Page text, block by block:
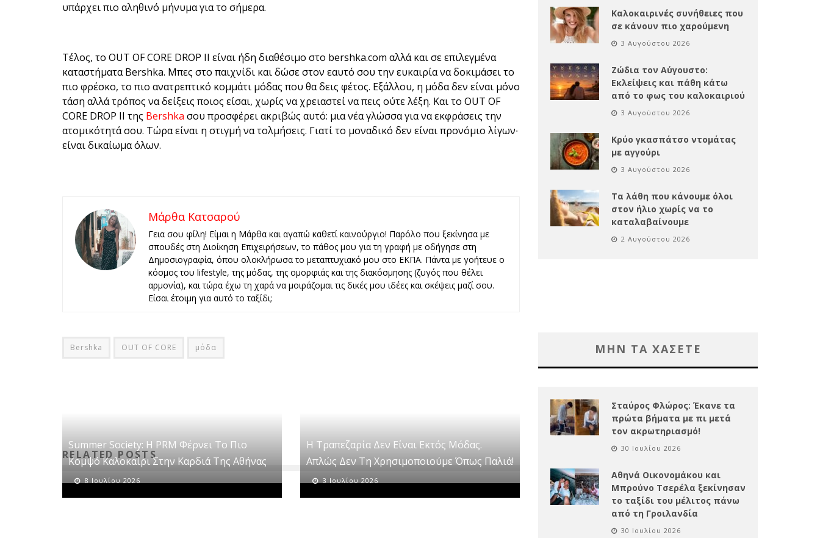
υπάρχει πιο αληθινό μήνυμα για το σήμερα.
Τέλος, το OUT OF CORE DROP II είναι ήδη διαθέσιμο στο bershka.com αλλά και σε επιλεγμένα
καταστήματα Bershka. Μπες στο παιχνίδι και δώσε στον εαυτό σου την ευκαιρία να δοκιμάσει το
πιο φρέσκο, το πιο ανατρεπτικό κομμάτι μόδας που θα δεις φέτος. Εξάλλου, η μόδα δεν είναι μόνο
τάση αλλά τρόπος να δείξεις ποιος είσαι, χωρίς να χρειαστεί να πεις ούτε λέξη. Και το OUT OF
CORE DROP II της Bershka σου προσφέρει ακριβώς αυτό: μια νέα γλώσσα για να εκφράσεις την
ατομικότητά σου. Τώρα είναι η στιγμή να τολμήσεις. Γιατί το μοναδικό δεν είναι προνόμιο λίγων∙
είναι δικαίωμα όλων.
Μάρθα Κατσαρού
Γεια σου φίλη! Είμαι η Μάρθα και αγαπώ καθετί καινούργιο! Παρόλο που ξεκίνησα με
σπουδές στη Διοίκηση Επιχειρήσεων, το πάθος μου για τη γραφή με οδήγησε στη
Δημοσιογραφία, όπου ολοκλήρωσα το μεταπτυχιακό μου στο ΕΚΠΑ. Πάντα με γοήτευε ο
κόσμος του lifestyle, της μόδας, της ομορφιάς και της διακόσμησης (ζυγός που θέλει
αρμονία), και τώρα έχω τη χαρά να μοιράζομαι τις δικές μου ιδέες και σκέψεις μαζί σου.
Είσαι έτοιμη για αυτό το ταξίδι;
Bershka OUT OF CORE μόδα
RELATED POSTS
Summer Society: Η PRM Φέρνει Το Πιο
Κομψό Καλοκαίρι Στην Καρδιά Της Αθήνας
8 Ιουλίου 2026
Η Τραπεζαρία Δεν Είναι Εκτός Μόδας.
Απλώς Δεν Τη Χρησιμοποιούμε Όπως Παλιά!
3 Ιουλίου 2026
Καλοκαιρινές συνήθειες που
σε κάνουν πιο χαρούμενη
3 Αυγούστου 2026
Ζώδια τον Αύγουστο:
Εκλείψεις και πάθη κάτω
από το φως του καλοκαιριού
3 Αυγούστου 2026
Κρύο γκασπάτσο ντομάτας
με αγγούρι
3 Αυγούστου 2026
Τα λάθη που κάνουμε όλοι
στον ήλιο χωρίς να το
καταλαβαίνουμε
2 Αυγούστου 2026
ΜΗΝ ΤΑ ΧΑΣΕΤΕ
Σταύρος Φλώρος: Έκανε τα
πρώτα βήματα με πι μετά
τον ακρωτηριασμό!
30 Ιουλίου 2026
Αθηνά Οικονομάκου και
Μπρούνο Τσερέλα ξεκίνησαν
το ταξίδι του μέλιτος πάνω
από τη Γροιλανδία
30 Ιουλίου 2026